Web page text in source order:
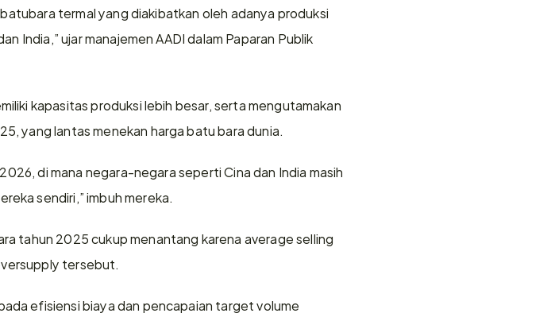
termal yang diakibatkan oleh adanya produksi
India,” ujar manajemen AADI dalam Paparan Publik
kapasitas produksi lebih besar, serta mengutamakan
yang lantas menekan harga batu bara dunia.
di mana negara-negara seperti Cina dan India masih
sendiri,” imbuh mereka.
tahun 2025 cukup menantang karena average selling
tersebut.
efisiensi biaya dan pencapaian target volume